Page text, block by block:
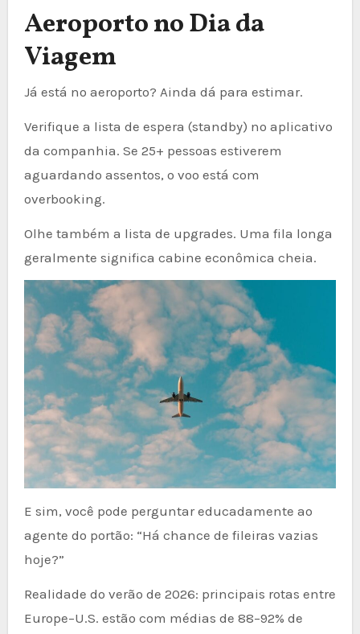
Aeroporto no Dia da
Viagem
Já está no aeroporto? Ainda dá para estimar.
Verifique a lista de espera (standby) no aplicativo
da companhia. Se 25+ pessoas estiverem
aguardando assentos, o voo está com
overbooking.
Olhe também a lista de upgrades. Uma fila longa
geralmente significa cabine econômica cheia.
E sim, você pode perguntar educadamente ao
agente do portão: “Há chance de fileiras vazias
hoje?”
Realidade do verão de 2026: principais rotas entre
Europe–U.S. estão com médias de 88–92% de